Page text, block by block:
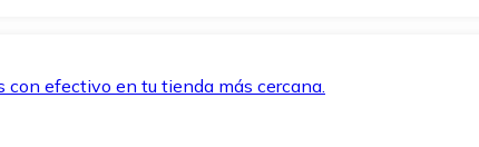
con efectivo en tu tienda más cercana.